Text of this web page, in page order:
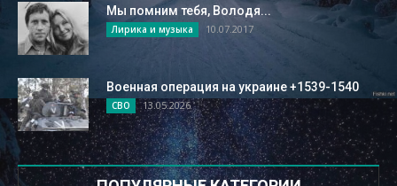
Мы помним тебя, Володя...
Лирика и музыка 10.07.2017
Военная операция на украине +1539-1540
СВО 13.05.2026